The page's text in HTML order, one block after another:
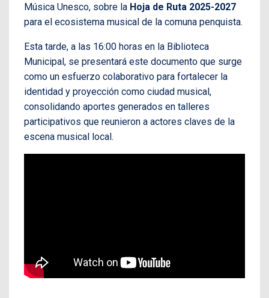
Música Unesco, sobre la Hoja de Ruta 2025-2027
para el ecosistema musical de la comuna penquista.
Esta tarde, a las 16:00 horas en la Biblioteca
Municipal, se presentará este documento que surge
como un esfuerzo colaborativo para fortalecer la
identidad y proyección como ciudad musical,
consolidando aportes generados en talleres
participativos que reunieron a actores claves de la
escena musical local.